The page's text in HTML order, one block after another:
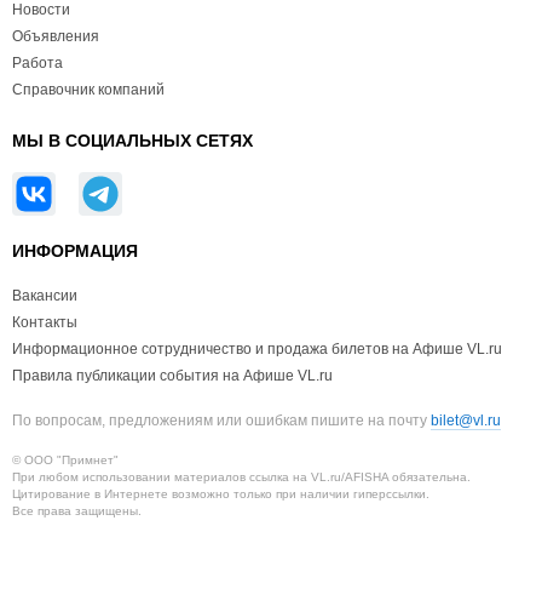
Новости
Объявления
Работа
Справочник компаний
МЫ В СОЦИАЛЬНЫХ СЕТЯХ
ИНФОРМАЦИЯ
Вакансии
Контакты
Информационное сотрудничество и продажа билетов на Афише VL.ru
Правила публикации события на Афише VL.ru
По вопросам, предложениям или ошибкам пишите на почту bilet@vl.ru
© ООО "Примнет"
При любом использовании материалов ссылка на VL.ru/AFISHA обязательна.
Цитирование в Интернете возможно только при наличии гиперссылки.
Все права защищены.